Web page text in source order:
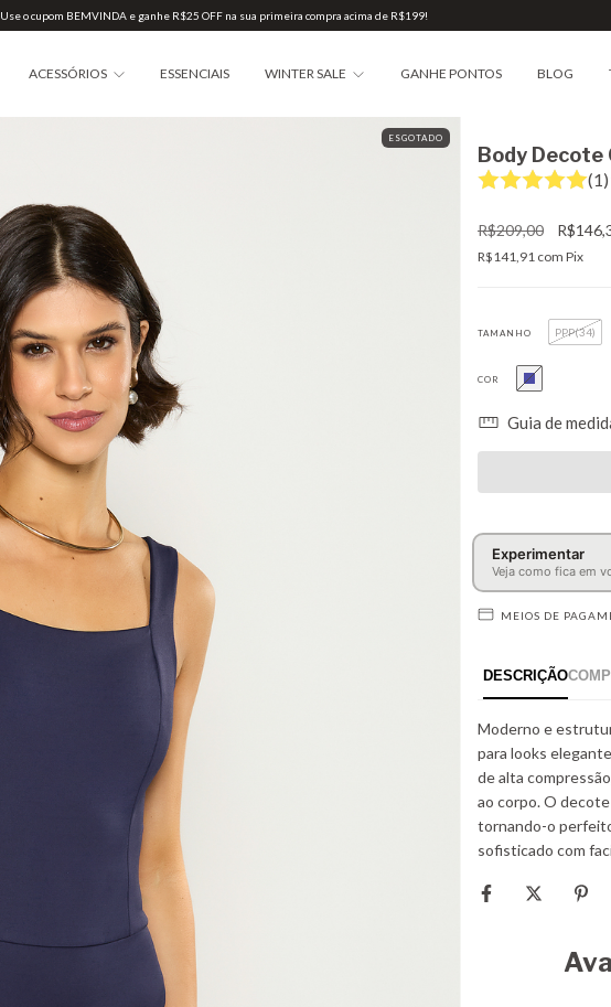
Use o cupom BEMVINDA e ganhe R$25 OFF na sua primeira compra acima de R$199!
ACESSÓRIOS ESSENCIAIS WINTER SALE GANHE PONTOS BLOG
ESGOTADO
Body Decote
(1)
R$209,00
R$141,91 com Pix
TAMANHO PPP(34)
COR
Guia de
Experimentar
Veja como fica em
MEIOS DE